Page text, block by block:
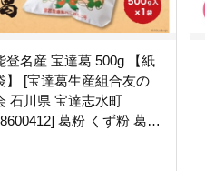
登名産 宝達葛 500g 【紙
】 [宝達葛生産組合友の
石川県 宝達志水町
葛粉 くず粉 葛切